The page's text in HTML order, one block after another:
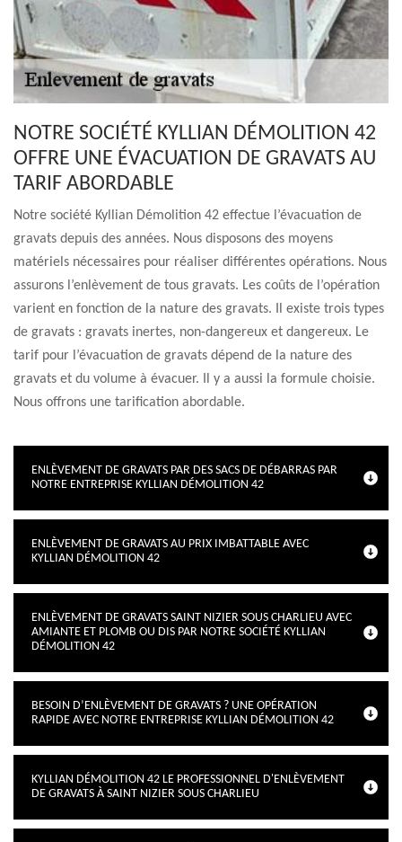
NOTRE SOCIÉTÉ KYLLIAN DÉMOLITION 42
OFFRE UNE ÉVACUATION DE GRAVATS AU
TARIF ABORDABLE
Notre société Kyllian Démolition 42 effectue l’évacuation de
gravats depuis des années. Nous disposons des moyens
matériels nécessaires pour réaliser différentes opérations. Nous
assurons l’enlèvement de tous gravats. Les coûts de l’opération
varient en fonction de la nature des gravats. Il existe trois types
de gravats : gravats inertes, non-dangereux et dangereux. Le
tarif pour l’évacuation de gravats dépend de la nature des
gravats et du volume à évacuer. Il y a aussi la formule choisie.
Nous offrons une tarification abordable.
ENLÈVEMENT DE GRAVATS PAR DES SACS DE DÉBARRAS PAR
NOTRE ENTREPRISE KYLLIAN DÉMOLITION 42
ENLÈVEMENT DE GRAVATS AU PRIX IMBATTABLE AVEC
KYLLIAN DÉMOLITION 42
ENLÈVEMENT DE GRAVATS SAINT NIZIER SOUS CHARLIEU AVEC
AMIANTE ET PLOMB OU DIS PAR NOTRE SOCIÉTÉ KYLLIAN
DÉMOLITION 42
BESOIN D’ENLÈVEMENT DE GRAVATS ? UNE OPÉRATION
RAPIDE AVEC NOTRE ENTREPRISE KYLLIAN DÉMOLITION 42
KYLLIAN DÉMOLITION 42 LE PROFESSIONNEL D'ENLÈVEMENT
DE GRAVATS À SAINT NIZIER SOUS CHARLIEU